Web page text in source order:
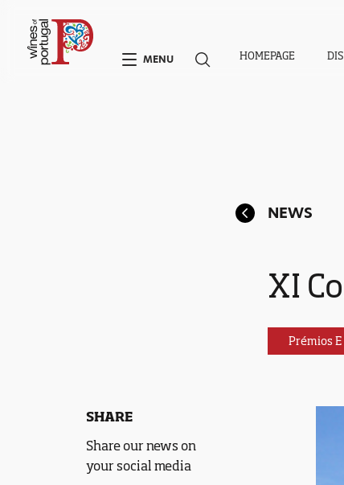
NEWS
XI
Prémios
SHARE
Share our news on
your social media
MENU HOMEPAGE